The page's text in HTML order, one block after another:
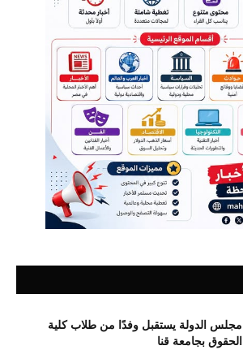
مجلس الدولة يستقبل وفدًا من طلاب كلية
الحقوق بجامعة قنا